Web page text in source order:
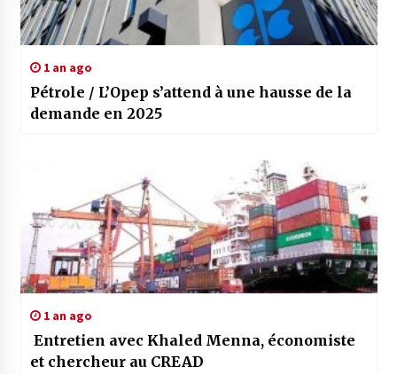
1 an ago
Pétrole / L’Opep s’attend à une hausse de la
demande en 2025
1 an ago
Entretien avec Khaled Menna, économiste
et chercheur au CREAD